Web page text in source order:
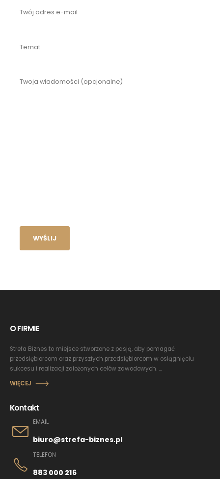
Twój adres e-mail
Temat
Twoja wiadomości (opcjonalne)
O FIRMIE
Strefa Biznes to miejsce stworzone z pasją, aby pomagać
przedsiębiorcom oraz przyszłych przedsiębiorcom w osiągnięciu
sukcesu i realizacji założonych celów zawodowych. ...
WIĘCEJ
Kontakt
EMAIL
biuro@strefa-biznes.pl
TELEFON
883 000 216